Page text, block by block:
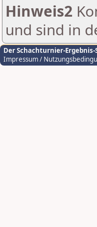
Hinweis2
und sind in
Der Schachturnier-Ergebnis-
Impressum /